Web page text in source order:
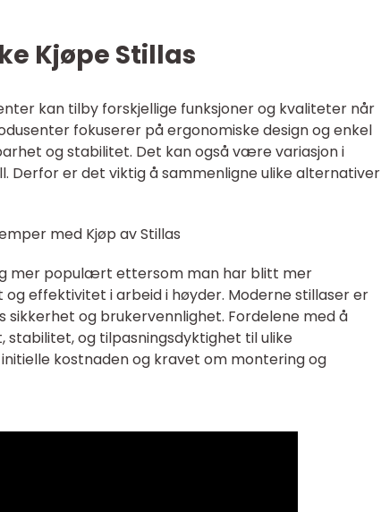
Kjøpe Stillas
kan tilby forskjellige funksjoner og kvaliteter når
fokuserer på ergonomiske design og enkel
og stabilitet. Det kan også være variasjon i
Derfor er det viktig å sammenligne ulike alternativer
med Kjøp av Stillas
mer populært ettersom man har blitt mer
effektivitet i arbeid i høyder. Moderne stillaser er
og brukervennlighet. Fordelene med å
stabilitet, og tilpasningsdyktighet til ulike
kostnaden og kravet om montering og